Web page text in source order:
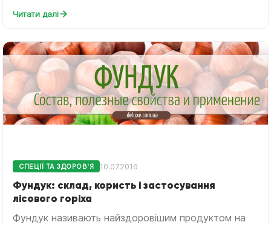
Читати далі
СПЕЦІЇ ТА ЗДОРОВ'Я 10.07.2016
Фундук: склад, користь і застосування
лісового горіха
Фундук називають найздоровішим продуктом на